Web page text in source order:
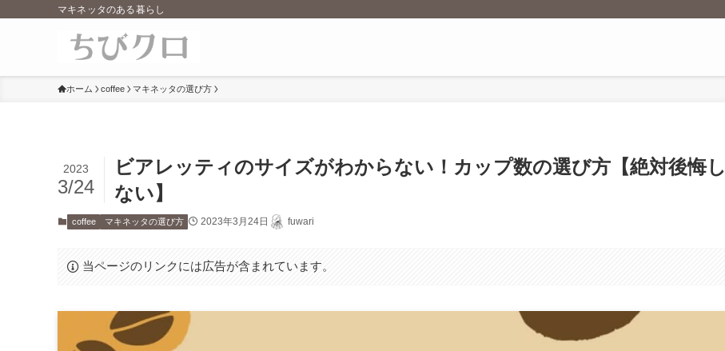
マキネッタのある暮らし
ホーム coffee マキネッタの選び方
ビアレッティのサイズがわからない！カップ数の選び方【絶対後悔し
ない】
2023
3/24
coffee マキネッタの選び方 2023年3月24日 fuwari
当ページのリンクには広告が含まれています。